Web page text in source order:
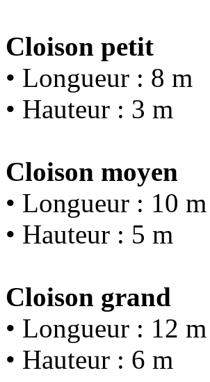
Cloison petit
• Longueur : 8 m
• Hauteur : 3 m
Cloison moyen
• Longueur : 10 m
• Hauteur : 5 m
Cloison grand
• Longueur : 12 m
• Hauteur : 6 m